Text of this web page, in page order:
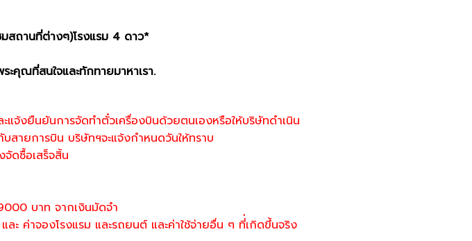
มสถานที่ต่างๆ)โรงแรม 4 ดาว*
ณที่สนใจและทักทายมาหาเรา.
จ้งยืนยันการจัดทำตั๋วเครื่องบินด้วยตนเองหรือให้บริษัทดำเนิน
ายการบิน บริษัทฯจะแจ้งกำหนดวันให้ทราบ
จัดซื้อเสร็จสิ้น
บาท จากเงินมัดจำ
ค่าจองโรงแรม และรถยนต์ และค่าใช้จ่ายอื่น ๆ ที่่เกิดขึ้นจริง